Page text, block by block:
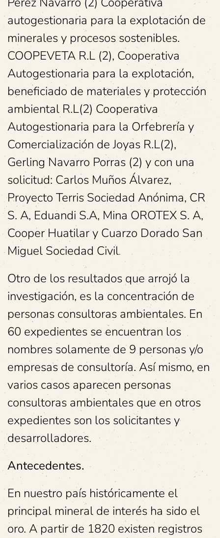
autogestionaria para la explotación de
minerales y procesos sostenibles.
COOPEVETA R.L (2), Cooperativa
Autogestionaria para la explotación,
beneficiado de materiales y protección
ambiental R.L(2) Cooperativa
Autogestionaria para la Orfebrería y
Comercialización de Joyas R.L(2),
Gerling Navarro Porras (2) y con una
solicitud: Carlos Muños Álvarez,
Proyecto Terris Sociedad Anónima, CR
S. A, Eduandi S.A, Mina OROTEX S. A,
Cooper Huatilar y Cuarzo Dorado San
Miguel Sociedad Civil.
Otro de los resultados que arrojó la
investigación, es la concentración de
personas consultoras ambientales. En
60 expedientes se encuentran los
nombres solamente de 9 personas y/o
empresas de consultoría. Así mismo, en
varios casos aparecen personas
consultoras ambientales que en otros
expedientes son los solicitantes y
desarrolladores.
Antecedentes.
En nuestro país históricamente el
principal mineral de interés ha sido el
oro. A partir de 1820 existen registros